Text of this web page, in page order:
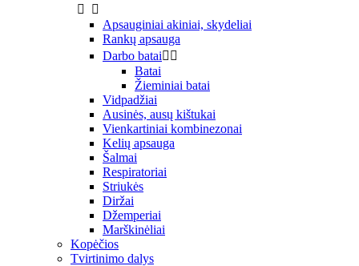


Apsauginiai akiniai, skydeliai
Rankų apsauga
Darbo batai 
Batai
Žieminiai batai
Vidpadžiai
Ausinės, ausų kištukai
Vienkartiniai kombinezonai
Kelių apsauga
Šalmai
Respiratoriai
Striukės
Diržai
Džemperiai
Marškinėliai
Kopėčios
Tvirtinimo dalys